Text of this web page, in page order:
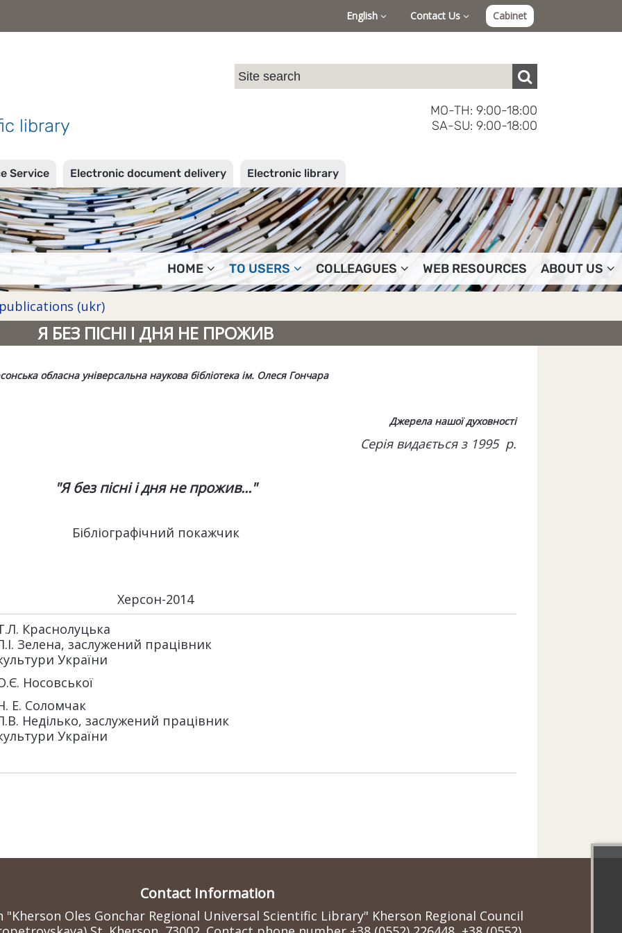
English Contact Us Cabinet
library
MO-TH: 9:00-18:00
SA-SU: 9:00-18:00
Service Electronic document delivery Electronic library
HOME TO USERS COLLEAGUES WEB RESOURCES ABOUT US
(ukr)
Я БЕЗ ПІСНІ І ДНЯ НЕ ПРОЖИВ
обласна універсальна наукова бібліотека ім. Олеся Гончара
Джерела нашої духовності
Серія видається з 1995 р.
"Я без пісні і дня не прожив..."
Бібліографічний покажчик
Херсон-2014
Краснолуцька
Зелена, заслужений працівник
України
Носовської
Е. Соломчак
Неділько, заслужений працівник
України
Contact Information
Oles Gonchar Regional Universal Scientific Library" Kherson Regional Council